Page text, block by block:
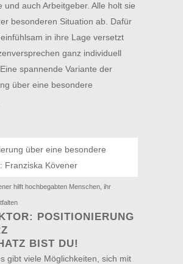
und auch Arbeitgeber. Alle holt sie
besonderen Situation ab. Dafür
in ihre Lage versetzt
ganz individuell
spannende Variante der
über eine besondere
hilft hochbegabten Menschen, ihr
POSITIONIERUNG
BIST DU!
gibt viele Möglichkeiten, sich mit